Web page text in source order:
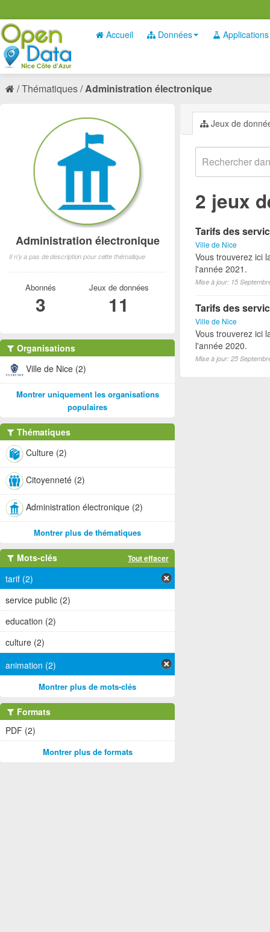
Accueil Données Applications
Thématiques Administration électronique
Jeux de
2 jeux
Tarifs des
Ville de Nice
Vous trouverez ici
l'année 2021.
Mise à jour: 15
Tarifs des
Ville de Nice
Vous trouverez ici
l'année 2020.
Mise à jour: 25
Administration électronique
Il n'y a pas de description pour cette thématique
Abonnés
3
Jeux de données
11
Organisations
Ville de Nice (2)
Montrer uniquement les organisations
populaires
Thématiques
Culture (2)
Citoyenneté (2)
Administration électronique (2)
Montrer plus de thématiques
Mots-clés Tout effacer
tarif (2)
service public (2)
education (2)
culture (2)
animation (2)
Montrer plus de mots-clés
Formats
PDF (2)
Montrer plus de formats